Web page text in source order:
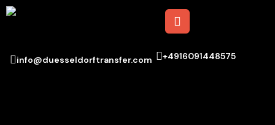
info@duesseldorftransfer.com +4916091448575